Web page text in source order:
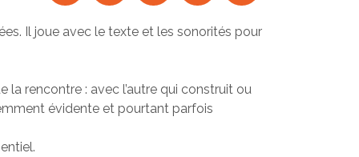
Il joue avec le texte et les sonorités pour
rencontre : avec l’autre qui construit ou
évidente et pourtant parfois